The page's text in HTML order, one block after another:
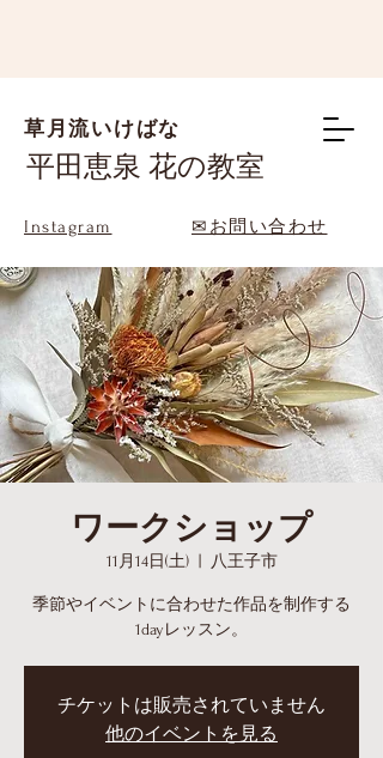
草月流いけばな
平田恵泉 花の教室
Instagram ✉お問い合わせ
ワークショップ
11月14日(土)
  |
八王子市
季節やイベントに合わせた作品を制作する
1dayレッスン。
チケットは販売されていません
他のイベントを見る